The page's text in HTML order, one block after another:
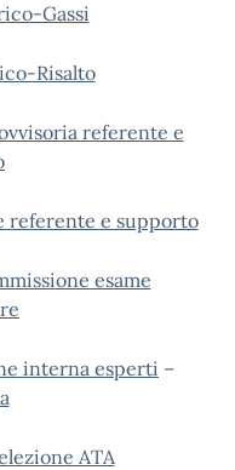
Gassi
Risalto
referente e
referente e supporto
esame
interna esperti –
ATA